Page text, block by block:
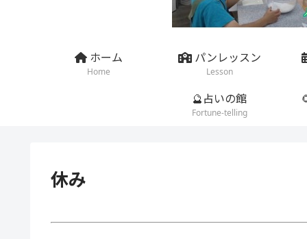
ホーム
Home
パンレッスン
Lesson
🔮占いの館
Fortune-telling
休み